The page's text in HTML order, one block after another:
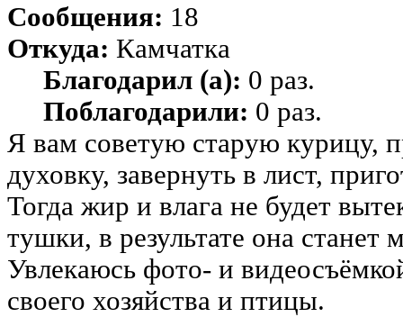
Сообщения: 18
Откуда: Камчатка
Благодарил (а): 0 раз.
Поблагодарили: 0 раз.
Я вам советую старую курицу,
духовку, завернуть в лист,
Тогда жир и влага не будет
тушки, в результате она станет
Увлекаюсь фото- и
своего хозяйства и птицы.